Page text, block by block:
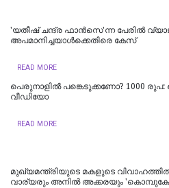
'യതീഷ് ചന്ദ്ര ഫാൻസെ'ന്ന പേരിൽ
അപമാനിച്ചയാൾക്കെതിരെ കേസ്
READ MORE
പെരുനാളില്‍ പങ്കെടുക്കണോ? 1000
വീഡിയോ
READ MORE
മുഖ്യമന്ത്രിയുടെ മകളുടെ
വാര്യരും അനില്‍ അക്കരയും